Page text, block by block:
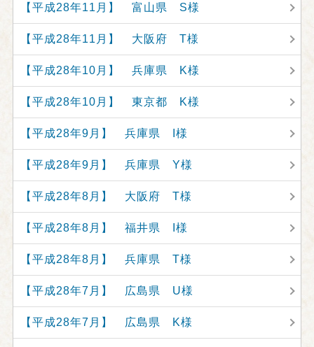
【平成28年11月】 富山県 S様
【平成28年11月】 大阪府 T様
【平成28年10月】 兵庫県 K様
【平成28年10月】 東京都 K様
【平成28年9月】 兵庫県 I様
【平成28年9月】 兵庫県 Y様
【平成28年8月】 大阪府 T様
【平成28年8月】 福井県 I様
【平成28年8月】 兵庫県 T様
【平成28年7月】 広島県 U様
【平成28年7月】 広島県 K様